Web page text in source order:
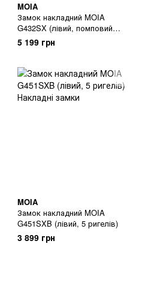
MOIA
Замок накладний MOIA
G432SX (лівий, помповий
циліндр, 4 ригеля, зачіпка,
відкривання зсередини
5 199 грн
MOIA
Замок накладний MOIA
G451SXB (лівий, 5 ригелів)
3 899 грн